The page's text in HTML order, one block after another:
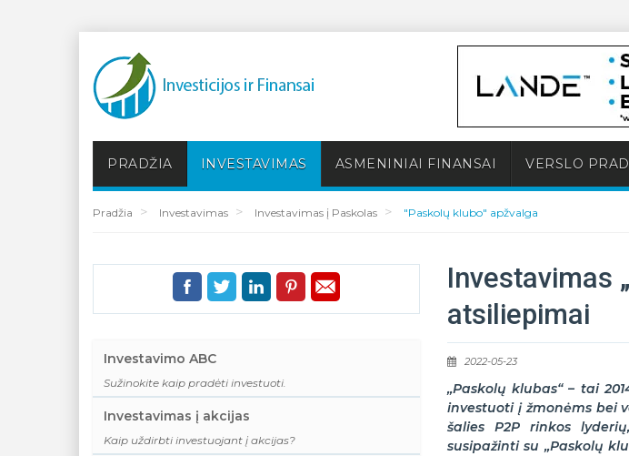
PRADŽIA INVESTAVIMAS ASMENINIAI FINANSAI VERSLO
Pradžia Investavimas Investavimas į Paskolas "Paskolų klubo" apžvalga
Investavimas
atsiliepimai
2022-05-23
„Paskolų klubas“ – tai
investuoti į žmonėms bei
šalies P2P rinkos
susipažinti su „Paskolų
Investavimo ABC
Sužinokite kaip pradėti investuoti.
Investavimas į akcijas
Kaip uždirbti investuojant į akcijas?